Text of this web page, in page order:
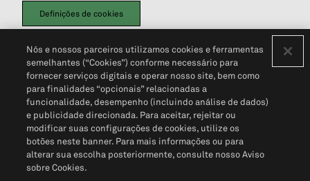
Definições de cookies
Política de PrivacidadePortal de privacidade do cliente (em inglês)
Não Venda Minhas Informações Pessoais© 2026 S&P Global
Nós e nossos parceiros utilizamos cookies e ferramentas
semelhantes (“Cookies”) conforme necessário para
fornecer serviços digitais e operar nosso site, bem como
para finalidades “opcionais” relacionadas a
funcionalidade, desempenho (incluindo análise de dados)
e publicidade direcionada. Para aceitar, rejeitar ou
modificar suas configurações de cookies, utilize os
botões neste banner. Para mais informações ou para
alterar sua escolha posteriormente, consulte nosso Aviso
sobre Cookies.